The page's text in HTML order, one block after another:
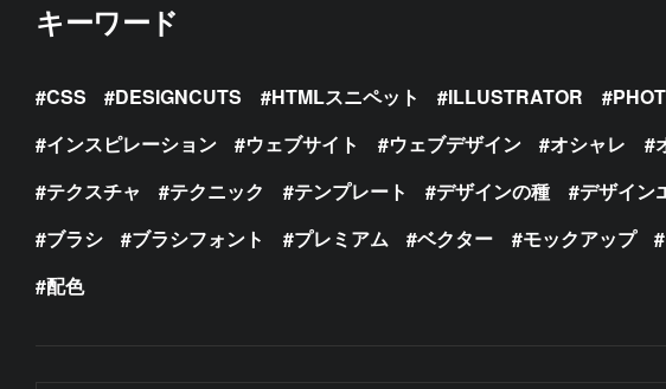
キーワード
CSS DESIGNCUTS HTMLスニペット ILLUSTRATOR
インスピレーション
ウェブサイト ウェブデザイン オシャレ
テクスチャ
テクニック テンプレート デザインの種 デザイン
ブラシ
ブラシフォント プレミアム ベクター モックアップ
配色